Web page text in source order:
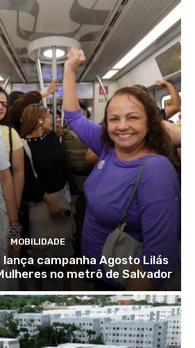
MOBILIDADE
lança campanha Agosto Lilás
no metrô de Salvador